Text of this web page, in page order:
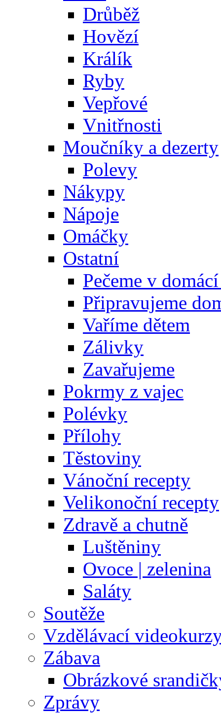
Drůběž
Hovězí
Králík
Ryby
Vepřové
Vnitřnosti
Moučníky a dezerty
Polevy
Nákypy
Nápoje
Omáčky
Ostatní
Pečeme v
Připravujeme
Vaříme dětem
Zálivky
Zavařujeme
Pokrmy z vajec
Polévky
Přílohy
Těstoviny
Vánoční recepty
Velikonoční recepty
Zdravě a chutně
Luštěniny
Ovoce | zelenina
Saláty
Soutěže
Vzdělávací
Zábava
Obrázkové
Zprávy